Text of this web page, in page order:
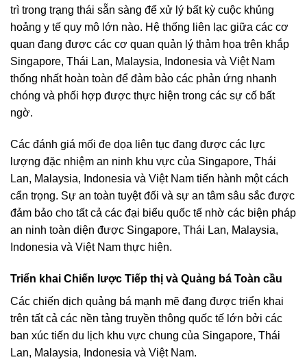
trì trong trạng thái sẵn sàng để xử lý bất kỳ cuộc khủng
hoảng y tế quy mô lớn nào. Hệ thống liên lạc giữa các cơ
quan đang được các cơ quan quản lý thảm họa trên khắp
Singapore, Thái Lan, Malaysia, Indonesia và Việt Nam
thống nhất hoàn toàn để đảm bảo các phản ứng nhanh
chóng và phối hợp được thực hiện trong các sự cố bất
ngờ.
Các đánh giá mối đe dọa liên tục đang được các lực
lượng đặc nhiệm an ninh khu vực của Singapore, Thái
Lan, Malaysia, Indonesia và Việt Nam tiến hành một cách
cẩn trọng. Sự an toàn tuyệt đối và sự an tâm sâu sắc được
đảm bảo cho tất cả các đại biểu quốc tế nhờ các biện pháp
an ninh toàn diện được Singapore, Thái Lan, Malaysia,
Indonesia và Việt Nam thực hiện.
Triển khai Chiến lược Tiếp thị và Quảng bá Toàn cầu
Các chiến dịch quảng bá mạnh mẽ đang được triển khai
trên tất cả các nền tảng truyền thông quốc tế lớn bởi các
ban xúc tiến du lịch khu vực chung của Singapore, Thái
Lan, Malaysia, Indonesia và Việt Nam.